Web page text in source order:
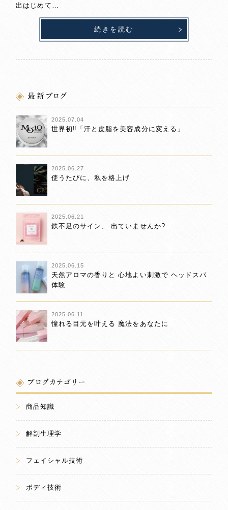
出はじめて…
続きを読む
最新ブログ
2025.07.04
世界初‼「汗と皮脂を美容成分に変える」
2025.06.27
使うたびに、私を格上げ
2025.06.21
鉄不足のサイン、 出ていませんか?
2025.06.15
天然アロマの香りと 心地よい刺激で ヘッドスパ
体験
2025.06.11
憧れる目元を叶える 魔法をあなたに
ブログカテゴリー
商品知識
解剖生理学
フェイシャル技術
ボディ技術